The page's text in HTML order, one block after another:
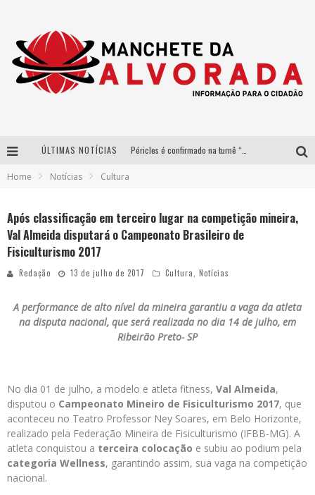
ÚLTIMAS NOTÍCIAS
Yan traz a turnê nacional do PagodYANdo para Belo Horizonte
Home Notícias Cultura
Após classificação em terceiro lugar na competição mineira,
Val Almeida disputará o Campeonato Brasileiro de
Fisiculturismo 2017
Redação 13 de julho de 2017 Cultura Notícias
A performance de alto nível da mineira garantiu a vaga da atleta
na disputa nacional, que será realizada no dia 14 de julho, em
Ribeirão Preto- SP
No dia 01 de julho, a modelo e atleta fitness, Val Almeida,
disputou o Campeonato Mineiro de Fisiculturismo 2017, que
aconteceu no Teatro Professor Ney Soares, em Belo Horizonte,
realizado pela Federação Mineira de Fisiculturismo (IFBB-MG). A
atleta conquistou a terceira colocação e subiu ao podium pela
categoria Wellness, garantindo assim, sua vaga na competição
nacional.